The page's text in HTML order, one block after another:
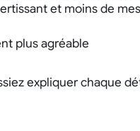
et moins de
plus agréable
expliquer chaque